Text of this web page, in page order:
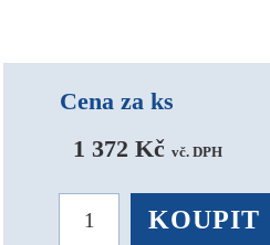
Cena za ks
1 372 Kč vč. DPH
KOUPIT